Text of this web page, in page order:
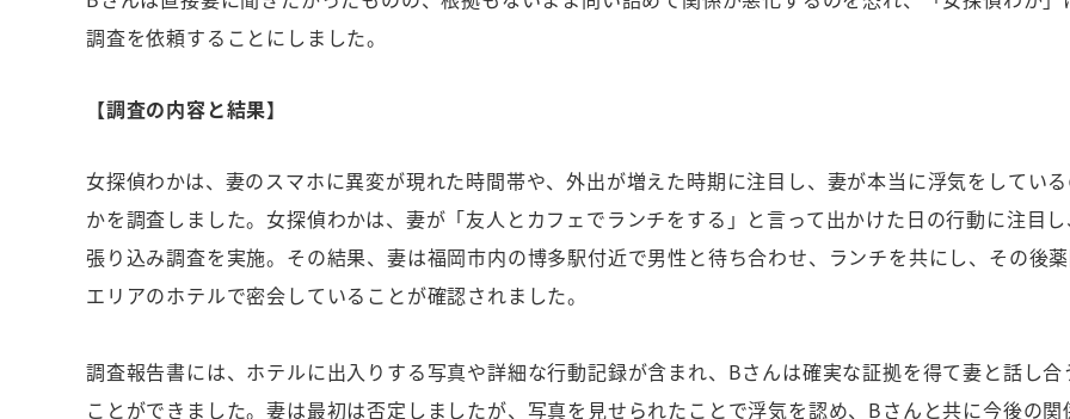
調査を依頼することにしました。
【調査の内容と結果】
女探偵わかは、妻のスマホに異変が現れた時間帯や、外出が増えた時期に注目し、妻が本当に浮気をしてい
かを調査しました。女探偵わかは、妻が「友人とカフェでランチをする」と言って出かけた日の行動に注目し
張り込み調査を実施。その結果、妻は福岡市内の博多駅付近で男性と待ち合わせ、ランチを共にし、その後
エリアのホテルで密会していることが確認されました。
調査報告書には、ホテルに出入りする写真や詳細な行動記録が含まれ、Bさんは確実な証拠を得て妻と話し合
ことができました。妻は最初は否定しましたが、写真を見せられたことで浮気を認め、Bさんと共に今後の関